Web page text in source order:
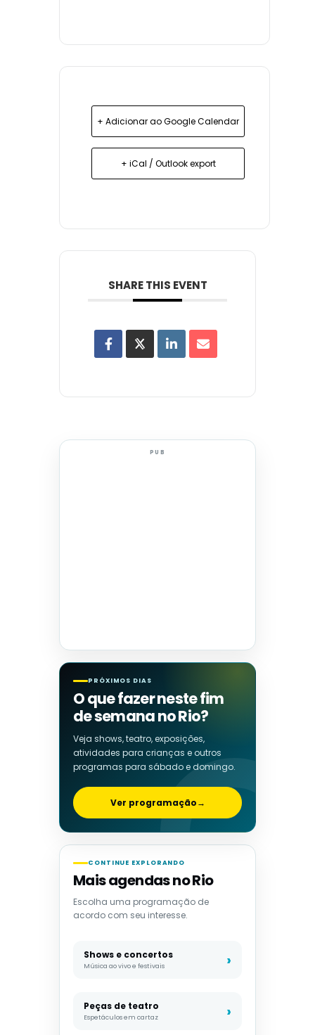
+ Adicionar ao Google Calendar
+ iCal / Outlook export
SHARE THIS EVENT
PUB
PRÓXIMOS DIAS
O que fazer neste fim
de semana no Rio?
Veja shows, teatro, exposições,
atividades para crianças e outros
programas para sábado e domingo.
Ver programação→
CONTINUE EXPLORANDO
Mais agendas no Rio
Escolha uma programação de
acordo com seu interesse.
Shows e concertos
Música ao vivo e festivais
Peças de teatro
Espetáculos em cartaz